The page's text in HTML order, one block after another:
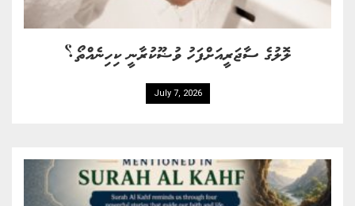
ލޮލުގެ ސާޖަރީއަށްފަހު ވުޟޫކުރާނީ ކިހިނެއްތޯ؟
July 7, 2026